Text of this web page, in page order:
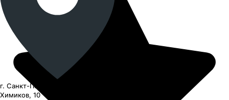
г. Санкт-Петербург, улица
Химиков, 10